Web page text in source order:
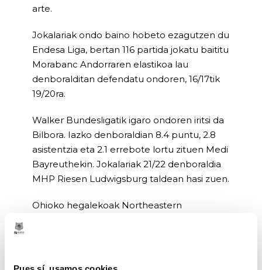
arte.
Jokalariak ondo baino hobeto ezagutzen du
Endesa Liga, bertan 116 partida jokatu baititu
Morabanc Andorraren elastikoa lau
denboralditan defendatu ondoren, 16/17tik
19/20ra.
Walker Bundesligatik igaro ondoren iritsi da
Bilbora. Iazko denboraldian 8.4 puntu, 2.8
asistentzia eta 2.1 errebote lortu zituen Medi
Bayreuthekin. Jokalariak 21/22 denboraldia
MHP Riesen Ludwigsburg taldean hasi zuen.
Ohioko hegalekoak Northeastern
azken denboraldian (15/16).